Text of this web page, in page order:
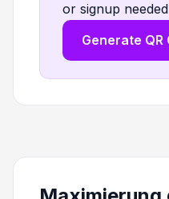
or signup
Generate QR